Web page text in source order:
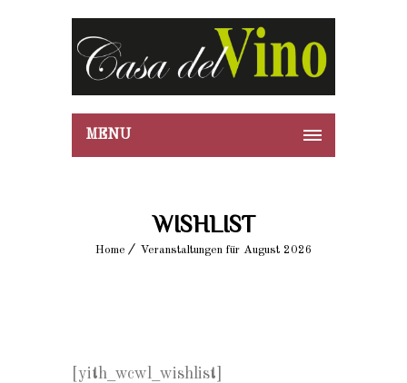
MENU
WISHLIST
Home Veranstaltungen für August 2026
[yith_wcwl_wishlist]